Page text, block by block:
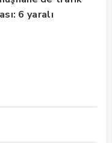
6 yaralı